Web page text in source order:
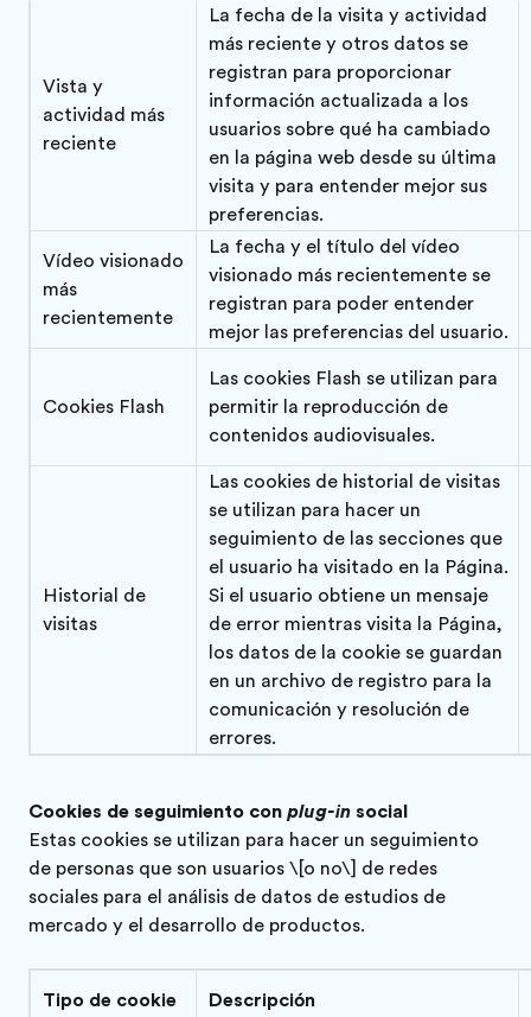
Vista y
actividad más
reciente
La fecha de la visita y actividad
más reciente y otros datos se
registran para proporcionar
información actualizada a los
usuarios sobre qué ha cambiado
en la página web desde su última
visita y para entender mejor sus
preferencias.
Vídeo visionado
más
recientemente
La fecha y el título del vídeo
visionado más recientemente se
registran para poder entender
mejor las preferencias del usuario.
Cookies Flash
Las cookies Flash se utilizan para
permitir la reproducción de
contenidos audiovisuales.
Historial de
visitas
Las cookies de historial de visitas
se utilizan para hacer un
seguimiento de las secciones que
el usuario ha visitado en la Página.
Si el usuario obtiene un mensaje
de error mientras visita la Página,
los datos de la cookie se guardan
en un archivo de registro para la
comunicación y resolución de
errores.
Cookies de seguimiento con plug-in social
Estas cookies se utilizan para hacer un seguimiento
de personas que son usuarios \[o no\] de redes
sociales para el análisis de datos de estudios de
mercado y el desarrollo de productos.
Tipo de cookie Descripción